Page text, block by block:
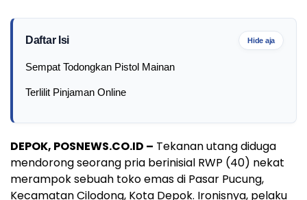
Daftar Isi Hide aja
Sempat Todongkan Pistol Mainan
Terlilit Pinjaman Online
DEPOK, POSNEWS.CO.ID – Tekanan utang diduga
mendorong seorang pria berinisial RWP (40) nekat
merampok sebuah toko emas di Pasar Pucung,
Kecamatan Cilodong, Kota Depok. Ironisnya, pelaku